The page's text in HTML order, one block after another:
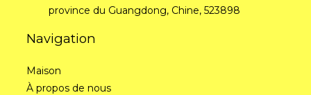
province du Guangdong, Chine, 523898
Navigation
Maison
À propos de nous